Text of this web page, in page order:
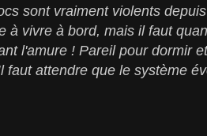
sont vraiment violents
à vivre à bord, mais il faut
l'amure ! Pareil pour dormir
attendre que le système